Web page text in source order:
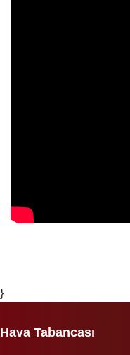
}
Hava Tabancası